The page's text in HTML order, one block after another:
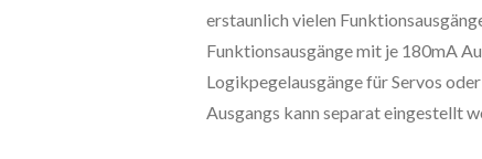
erstaunlich vielen
Funktionsausgänge mit je 180mA
Logikpegelausgänge für Servos
Ausgangs kann separat eingestellt